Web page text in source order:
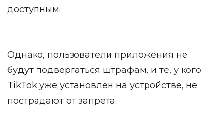
доступным.
Однако, пользователи приложения не
будут подвергаться штрафам, и те, у кого
TikTok уже установлен на устройстве, не
пострадают от запрета.